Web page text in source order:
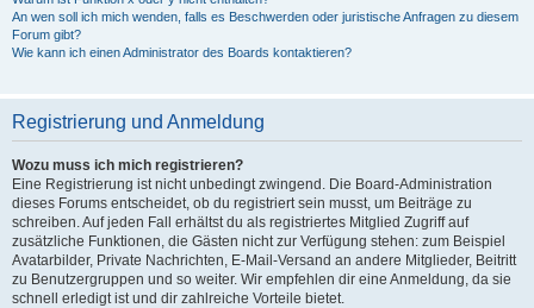
An wen soll ich mich wenden, falls es Beschwerden oder juristische Anfragen zu diesem
Forum gibt?
Wie kann ich einen Administrator des Boards kontaktieren?
Registrierung und Anmeldung
Wozu muss ich mich registrieren?
Eine Registrierung ist nicht unbedingt zwingend. Die Board-Administration
dieses Forums entscheidet, ob du registriert sein musst, um Beiträge zu
schreiben. Auf jeden Fall erhältst du als registriertes Mitglied Zugriff auf
zusätzliche Funktionen, die Gästen nicht zur Verfügung stehen: zum Beispiel
Avatarbilder, Private Nachrichten, E-Mail-Versand an andere Mitglieder, Beitritt
zu Benutzergruppen und so weiter. Wir empfehlen dir eine Anmeldung, da sie
schnell erledigt ist und dir zahlreiche Vorteile bietet.